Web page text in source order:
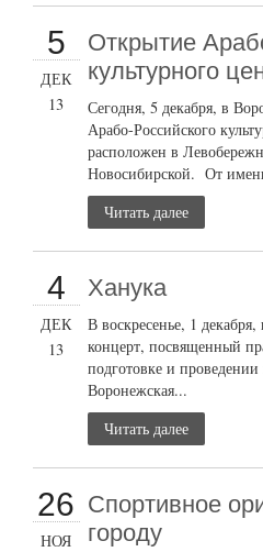
5
ДЕК
13
Открытие
культурного
Сегодня, 5 декабря, в
Арабо-Российского
расположен в
Новосибирской. От
Читать далее
4
ДЕК
13
Ханука
В воскресенье, 1
концерт, посвященный
подготовке и
Воронежская...
Читать далее
26
НОЯ
Cпортивное
городу